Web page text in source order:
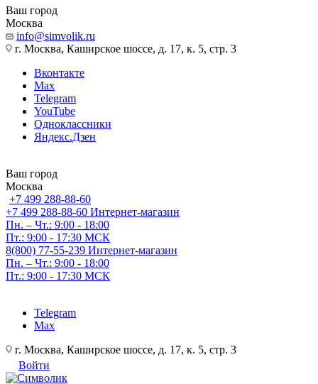
Ваш город
Москва
info@simvolik.ru
г. Москва, Каширское шоссе, д. 17, к. 5, стр. 3
Вконтакте
Max
Telegram
YouTube
Одноклассники
Яндекс.Дзен
Ваш город
Москва
+7 499 288-88-60
+7 499 288-88-60 Интернет-магазин
Пн. – Чт.: 9:00 - 18:00
Пт.: 9:00 - 17:30 МСК
8(800) 77-55-239 Интернет-магазин
Пн. – Чт.: 9:00 - 18:00
Пт.: 9:00 - 17:30 МСК
Telegram
Max
г. Москва, Каширское шоссе, д. 17, к. 5, стр. 3
Войти